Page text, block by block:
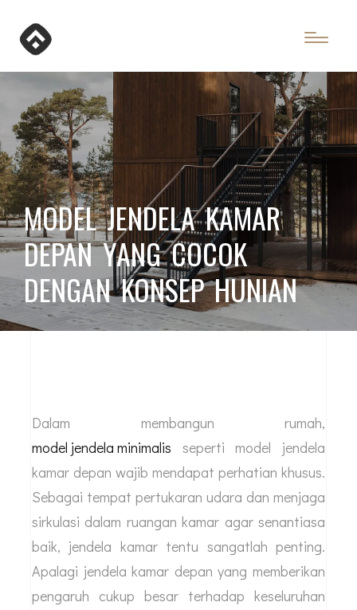
MODEL JENDELA KAMAR
DEPAN YANG COCOK
DENGAN KONSEP HUNIAN
Dalam membangun rumah,
model jendela minimalis seperti model jendela
kamar depan wajib mendapat perhatian khusus.
Sebagai tempat pertukaran udara dan menjaga
sirkulasi dalam ruangan kamar agar senantiasa
baik, jendela kamar tentu sangatlah penting.
Apalagi jendela kamar depan yang memberikan
pengaruh cukup besar terhadap keseluruhan